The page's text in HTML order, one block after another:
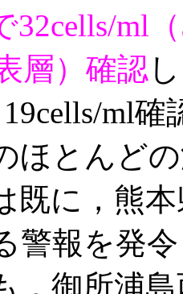
32cells/ml
層）確認
ml
ほとんど
に，熊本
警報を発
，御所浦